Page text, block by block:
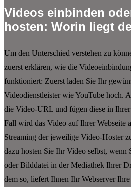
Videos einbinden
hosten: Worin liegt
Um den Unterschied verstehen zu
zuerst erklären, wie die
funktioniert: Zuerst laden Sie Ihr
Videodienstleister wie YouTube hoch.
die Video-URL und fügen diese in
Fall wird das Video auf Ihrer Webseite
Streaming der jeweilige Video-Hoster
dazu hosten Sie Ihr Video selbst, wenn
oder Bilddatei in der Mediathek Ihrer
dem so, liefert Ihnen Ihr Webserver